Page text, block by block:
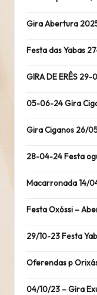
Gira Abertura
Festa das Yabas
GIRA DE ERÊS
05-06-24 Gira
Gira Ciganos 26/
28-04-24 Festa
Macarronada 14/
Festa Oxóssi –
29/10-23 Festa
Oferendas p
04/10/23 – Gira